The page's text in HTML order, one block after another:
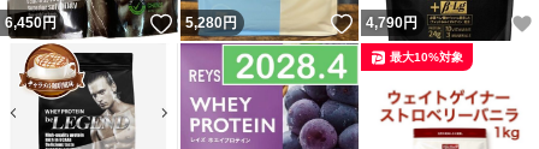
6,450円 いいね！
5,280円 いいね！
4,790円
最大10%対象